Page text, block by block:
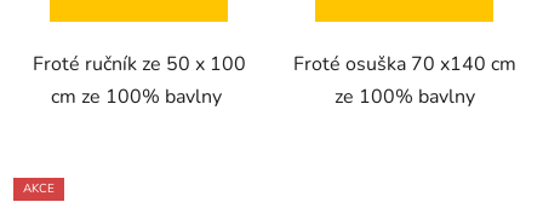
Froté ručník ze 50 x 100
cm ze 100% bavlny
Froté osuška 70 x140 cm
ze 100% bavlny
AKCE